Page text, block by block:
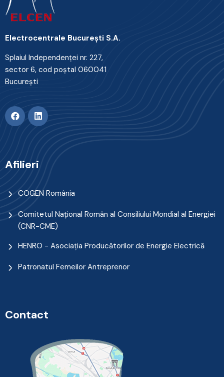
Electrocentrale Bucureşti S.A.
Splaiul Independenţei nr. 227,
sector 6, cod poştal 060041
Bucureşti
Afilieri
COGEN România
Comitetul Naţional Român al Consiliului Mondial al Energiei
(CNR-CME)
HENRO - Asociația Producătorilor de Energie Electrică
Patronatul Femeilor Antreprenor
Contact